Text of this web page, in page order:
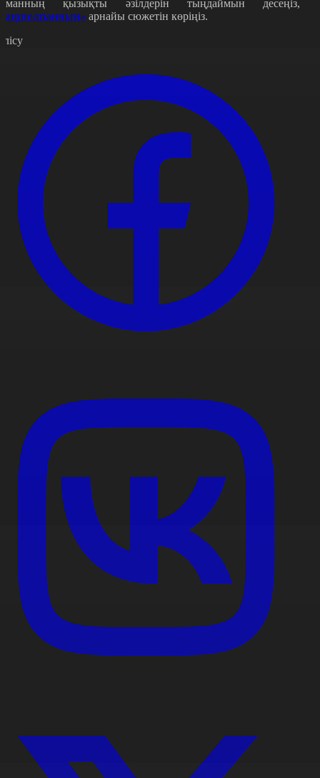
қызықты әзілдерін тыңдаймын десеңіз,
арнайы сюжетін көріңіз.